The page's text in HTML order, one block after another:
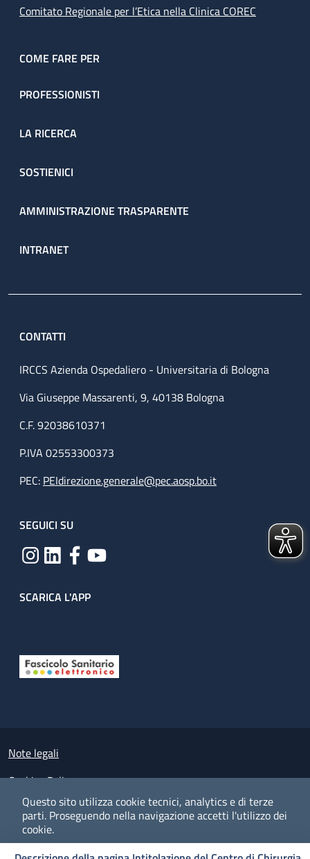
Questo sito utilizza cookie tecnici, analytics e di terze
parti. Proseguendo nella navigazione accetti l'utilizzo dei
cookie.
Comitato Regionale per l’Etica nella Clinica COREC
COME FARE PER
PROFESSIONISTI
LA RICERCA
SOSTIENICI
AMMINISTRAZIONE TRASPARENTE
INTRANET
CONTATTI
IRCCS Azienda Ospedaliero - Universitaria di Bologna
Via Giuseppe Massarenti, 9, 40138 Bologna
C.F. 92038610371
P.IVA 02553300373
PEC: PEIdirezione.generale@pec.aosp.bo.it
SEGUICI SU
SCARICA L'APP
Small prints
Note legali
Cookies Policy
Policy privacy e protezione del dato personale
Albo pretorio on-line